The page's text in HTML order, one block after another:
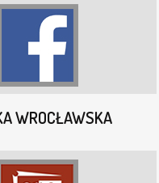
WROCŁAWSKA